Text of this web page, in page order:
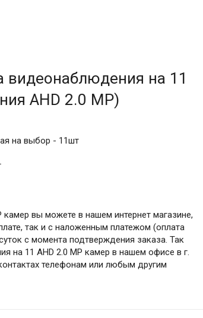
видеонаблюдения на 11
AHD 2.0 MP)
на выбор - 11шт
вы можете в нашем интернет магазине,
так и с наложенным платежом (оплата
с момента подтверждения заказа. Так
на 11 AHD 2.0 MP камер в нашем офисе в г.
телефонам или любым другим